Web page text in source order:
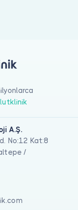
A.Ş.
No:12 Kat:8
/